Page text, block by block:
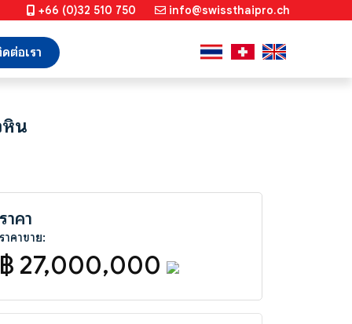
+66 (0)32 510 750 info@swissthaipro.ch
ต่อเรา
หิน
ราคา
ราคาขาย:
฿ 27,000,000